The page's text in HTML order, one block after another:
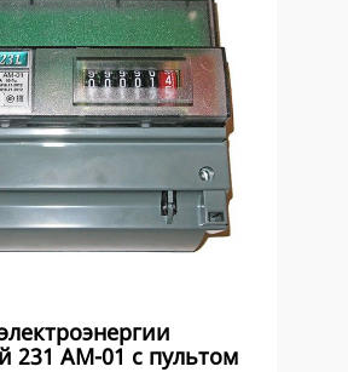
231 АМ-01 с пультом